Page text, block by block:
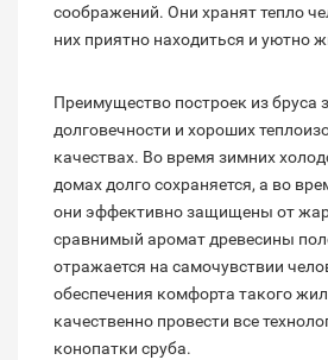
соображений. Они хранят тепло
них приятно находиться и уютно
Преимущество построек из бруса
долговечности и хороших
качествах. Во время зимних
домах долго сохраняется, а во
они эффективно защищены от
сравнимый аромат древесины
отражается на самочувствии
обеспечения комфорта такого
качественно провести все
конопатки сруба.